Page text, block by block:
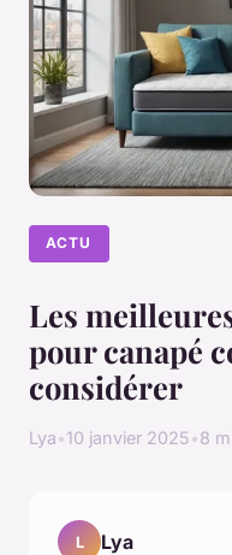
ACTU
Les
pour canapé
considérer
Lya•10 janvier 2025•8
L Lya